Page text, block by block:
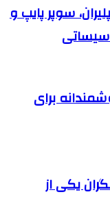
سوپر پایپ و
برای
یکی از